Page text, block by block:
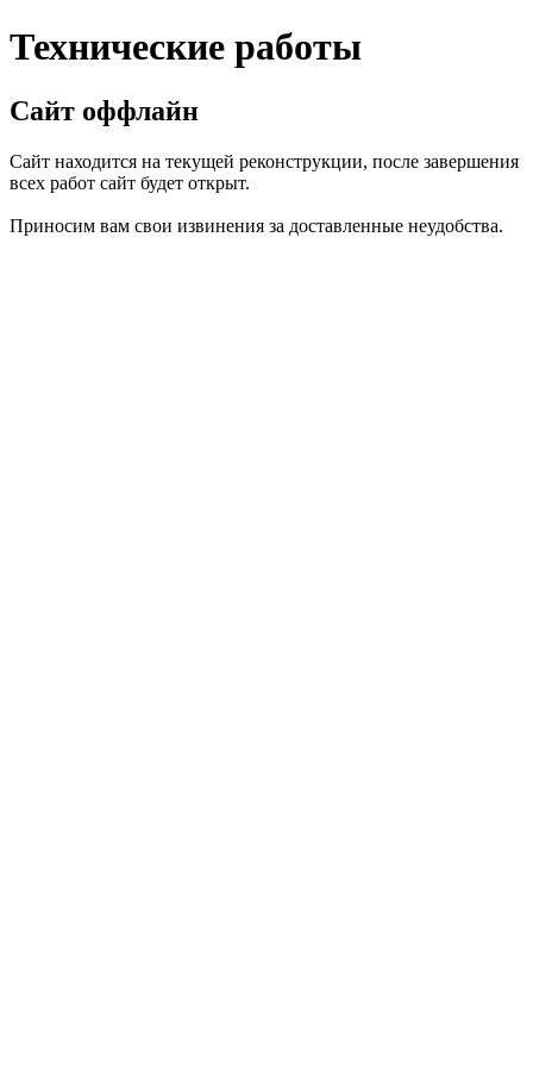
Технические работы
Сайт оффлайн
Сайт находится на текущей реконструкции, после завершения
всех работ сайт будет открыт.
Приносим вам свои извинения за доставленные неудобства.